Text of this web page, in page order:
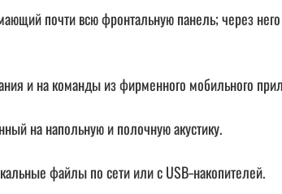
почти всю фронтальную панель; через
и на команды из фирменного мобильного
на напольную и полочную акустику.
файлы по сети или с USB‑накопителей.